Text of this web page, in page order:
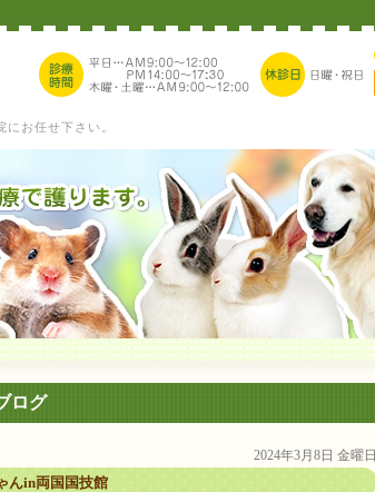
お任せ下さい。
ログ
2024年3月8日 金曜日
んin両国国技館